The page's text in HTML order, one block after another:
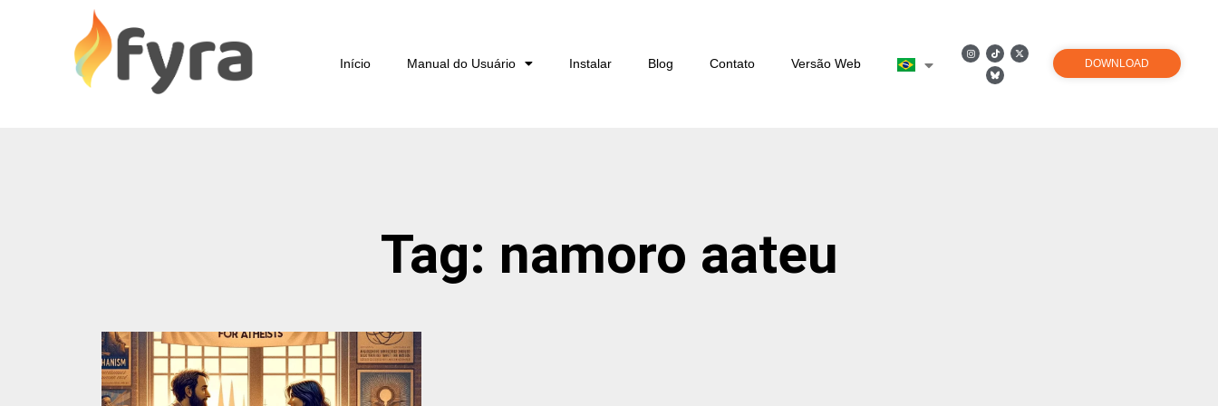
Início Manual do Usuário Instalar Blog Contato Versão Web DOWNLOAD
Tag: namoro aateu